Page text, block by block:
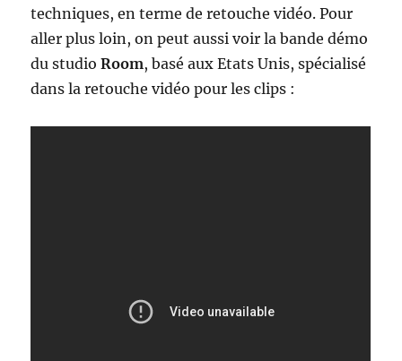
techniques, en terme de retouche vidéo. Pour
aller plus loin, on peut aussi voir la bande démo
du studioRoom, basé aux Etats Unis, spécialisé
dans la retouche vidéo pour les clips :